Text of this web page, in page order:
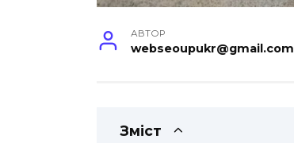
АВТОР
webseoupukr@gmail.com
Зміст